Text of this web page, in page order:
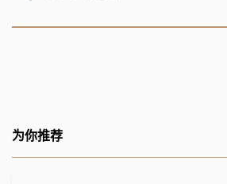
为你推荐